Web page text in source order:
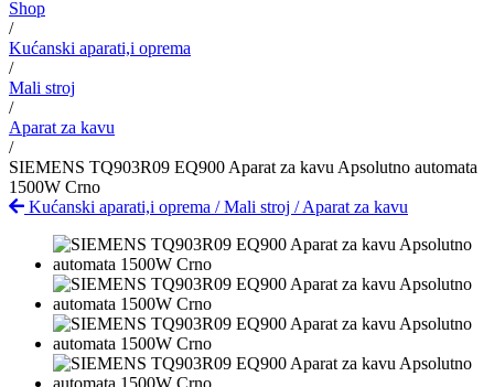
Shop
/
Kućanski aparati,i oprema
/
Mali stroj
/
Aparat za kavu
/
SIEMENS TQ903R09 EQ900 Aparat za kavu Apsolutno automata
1500W Crno
Kućanski aparati,i oprema /Mali stroj /Aparat za kavu